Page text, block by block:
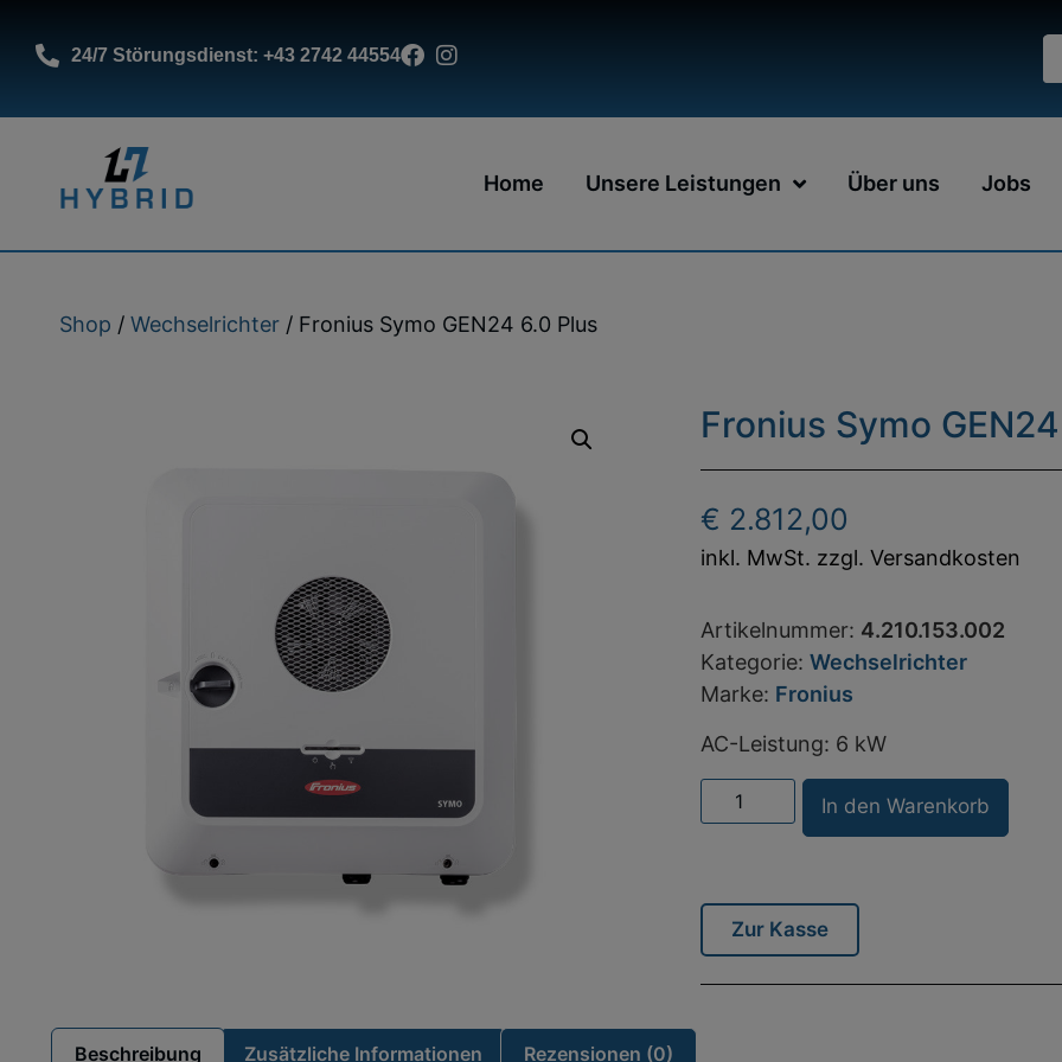
24/7 Störungsdienst: +43 2742 44554
Home Unsere Leistungen Über uns Jobs
Shop / Wechselrichter / Fronius Symo GEN24 6.0 Plus
Fronius Symo
€ 2.812,00
inkl. MwSt. zzgl. Versandkosten
Artikelnummer: 4.210.153.002
Kategorie: Wechselrichter
Marke: Fronius
AC-Leistung: 6 kW
In den Warenkorb
Zur Kasse
Beschreibung Zusätzliche Informationen Rezensionen (0)